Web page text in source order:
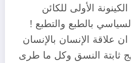
الأولى للكائن
بالطبع والتطبع !
علاقة الإنسان بالإنسان
ثابتة النسق وكل ما طرى